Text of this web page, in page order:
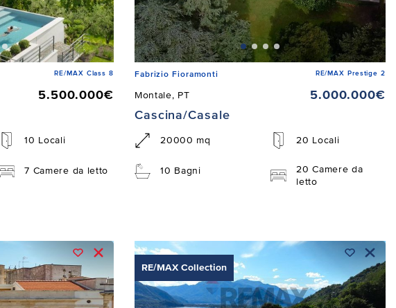
RE/MAX Class 8
5.500.000€
10 Locali
7 Camere da letto
Fabrizio Fioramonti RE/MAX Prestige 2
Montale, PT
5.000.000€
Cascina/Casale
20000 mq 20 Locali
10 Bagni
20 Camere da
letto
RE/MAX Collection